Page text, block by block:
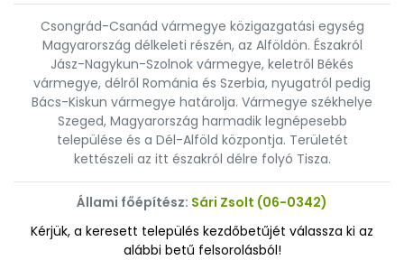
Csongrád-Csanád vármegye közigazgatási egység
Magyarország délkeleti részén, az Alföldön. Északról
Jász-Nagykun-Szolnok vármegye, keletről Békés
vármegye, délről Románia és Szerbia, nyugatról pedig
Bács-Kiskun vármegye határolja. Vármegye székhelye
Szeged, Magyarország harmadik legnépesebb
települése és a Dél-Alföld központja. Területét
kettészeli az itt északról délre folyó Tisza.
Állami főépítész: Sári Zsolt (06-0342)
Kérjük, a keresett település kezdőbetűjét válassza ki az
alábbi betű felsorolásból!